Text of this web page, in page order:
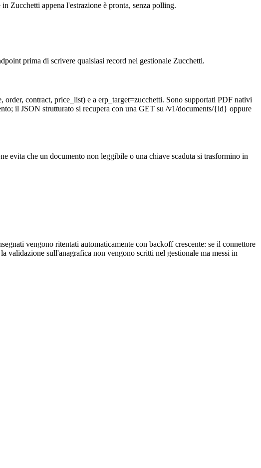
Zucchetti appena l'estrazione è pronta, senza polling.
prima di scrivere qualsiasi record nel gestionale Zucchetti.
contract, price_list) e a erp_target=zucchetti. Sono supportati PDF nativi
il JSON strutturato si recupera con una GET su /v1/documents/{id} oppure
evita che un documento non leggibile o una chiave scaduta si trasformino in
vengono ritentati automaticamente con backoff crescente: se il connettore
validazione sull'anagrafica non vengono scritti nel gestionale ma messi in